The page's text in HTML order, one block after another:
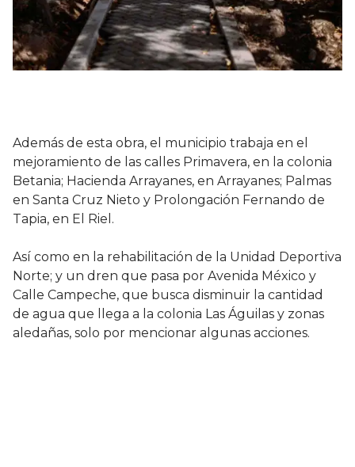
Además de esta obra, el municipio trabaja en el
mejoramiento de las calles Primavera, en la colonia
Betania; Hacienda Arrayanes, en Arrayanes; Palmas
en Santa Cruz Nieto y Prolongación Fernando de
Tapia, en El Riel.
Así como en la rehabilitación de la Unidad Deportiva
Norte; y un dren que pasa por Avenida México y
Calle Campeche, que busca disminuir la cantidad
de agua que llega a la colonia Las Águilas y zonas
aledañas, solo por mencionar algunas acciones.